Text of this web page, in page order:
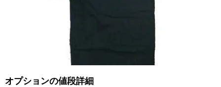
オプションの値段詳細